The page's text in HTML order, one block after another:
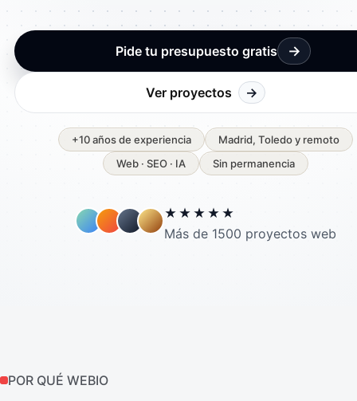
Pide tu presupuesto gratis →
Ver proyectos →
+10 años de experiencia
Madrid, Toledo y remoto
Web · SEO · IA
Sin permanencia
★★★★★
Más de 1500 proyectos web
POR QUÉ WEBIO